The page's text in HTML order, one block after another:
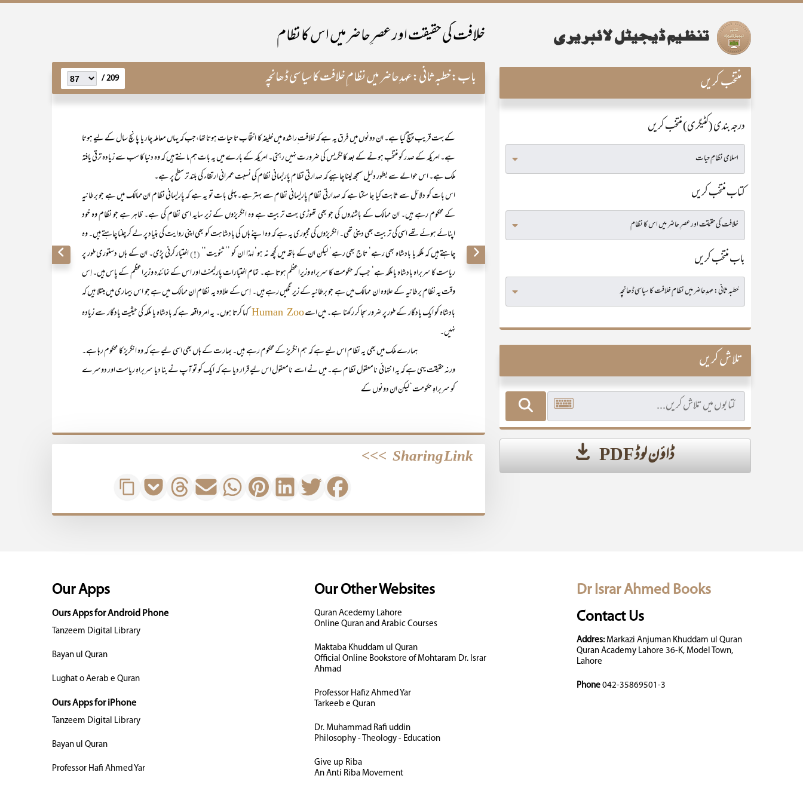
خلافت کی حقیقت اور عصرِ حاضر میں اس کا نظام
باب:خطبہ ثانی:عہدِحاضر میں نظام ِخلافت کا سیاسی ڈھانچہ 209 /
کے بہت قریب پہنچ گیا ہے۔ ان دونوں میں فرق یہ ہے کہ خلافت ِراشدہ میں خلیفہ کا انتخاب تا حیات ہوتا تھا،جب کہ یہاں معاملہ چار یا پانچ سال کے لیے ہوتا
ہے۔ امریکہ کے صدر کو منتخب ہونے کے بعد کانگریس کی ضرورت نہیں رہتی۔ امریکہ کے بارے میں یہ بات ہم مانتے ہیں کہ وہ دنیا کا سب سے زیادہ ترقی یافتہ
ملک ہے۔ اس حوالے سے بطور دلیل سمجھ لینا چاہیے کہ صدارتی نظام پارلیمانی نظام کی نسبت عمرانی ارتقاء کی بلند تر سطح پر ہے۔
اس بات کو دلائل سے ثابت کیا جا سکتا ہے کہ صدارتی نظام پارلیمانی نظام سے بہتر ہے۔ پہلی بات تو یہ ہے کہ پارلیمانی نظام ان ممالک میں ہے جو برطانیہ
کے محکوم رہے ہیں۔ ان ممالک کے باشندوں کی جو بھی تھوڑی بہت تربیت ہے وہ انگریزوں کے زیر سایہ اسی نظام کی ہے۔ ظاہر ہے جو نظام وہ خود
اپنائے ہوئے تھے اسی کی تربیت بھی دینی تھی۔ انگریزوں کی مجبوری یہ ہے کہ وہ اپنے ہاں کی بادشاہت کو بھی اپنی روایت کی بنیاد پر لے کر چلنا چاہتے ہیں۔ وہ
چاہتے ہیں کہ ملکہ یا بادشاہ بھی رہے‘ تاج بھی رہے‘ لیکن ان کے ہاتھ میں کچھ نہ ہو‘ لہذا ان کو ’’ ثنویت‘‘ (۹) اختیار کرنی پڑی۔ ان کے ہاں دستوری طور پر
ریاست کا سربراہ بادشاہ یا ملکہ ہے‘ جب کہ حکومت کا سربراہ وزیراعظم ہوتا ہے۔ تمام اختیارات پارلیمنٹ اور اس کے نمائندہ وزیراعظم کے پاس ہیں۔ اِس
وقت یہ نظام برطانیہ کے علاوہ ان ممالک میں ہے جو برطانیہ کے زیر نگیں رہے ہیں۔ اِس کے علاوہ یہ نظام ان ممالک میں ہے جو اس بیماری میں مبتلا ہیں کہ
بادشاہ کو ایک یادگار کے طور پر ضرور سجا کر رکھنا ہے۔ میں اسےHuman Zoo کہا کرتا ہوں۔ یہ امر واقعہ ہے کہ بادشاہ یا ملکہ کی حیثیت یادگار سے زیادہ
نہیں۔
ہمارے ملک میں بھی یہ نظام اس لیے ہے کہ ہم انگریز کے محکوم رہے ہیں۔ بھارت کے ہاں بھی اسی لیے ہے کہ وہ انگریز کا محکوم رہا ہے۔
ورنہ حقیقت یہی ہے کہ یہ انتہائی نامعقول نظام ہے۔ میں نے اسے نامعقول اس لیے قرار دیا ہے کہ ایک کو تو آپ نے بنا دیا سربراہِ ریاست اور دوسرے
کو سربراہِ حکومت‘ لیکن ان دونوں کے
Sharing Link
>>>
منتخب کریں
درجہ بندی (کٹیگری) منتخب کریں
کتاب منتخب کریں
باب منتخب کریں
تلاش کریں
ڈاؤن لوڈ PDF
Dr Israr Ahmed Books
Contact Us
Addres:Markazi Anjuman Khuddam ul Quran
Quran Academy Lahore 36-K, Model Town,
Lahore
Phone 042-35869501-3
Our Other Websites
Quran Acedemy Lahore
Online Quran and Arabic Courses
Maktaba Khuddam ul Quran
Official Online Bookstore of Mohtaram Dr. Israr
Ahmad
Professor Hafiz Ahmed Yar
Tarkeeb e Quran
Dr. Muhammad Rafi uddin
Philosophy - Theology - Education
Give up Riba
An Anti Riba Movement
Our Apps
Ours Apps for Android Phone
Tanzeem Digital Library
Bayan ul Quran
Lughat o Aerab e Quran
Ours Apps for iPhone
Tanzeem Digital Library
Bayan ul Quran
Professor Hafi Ahmed Yar